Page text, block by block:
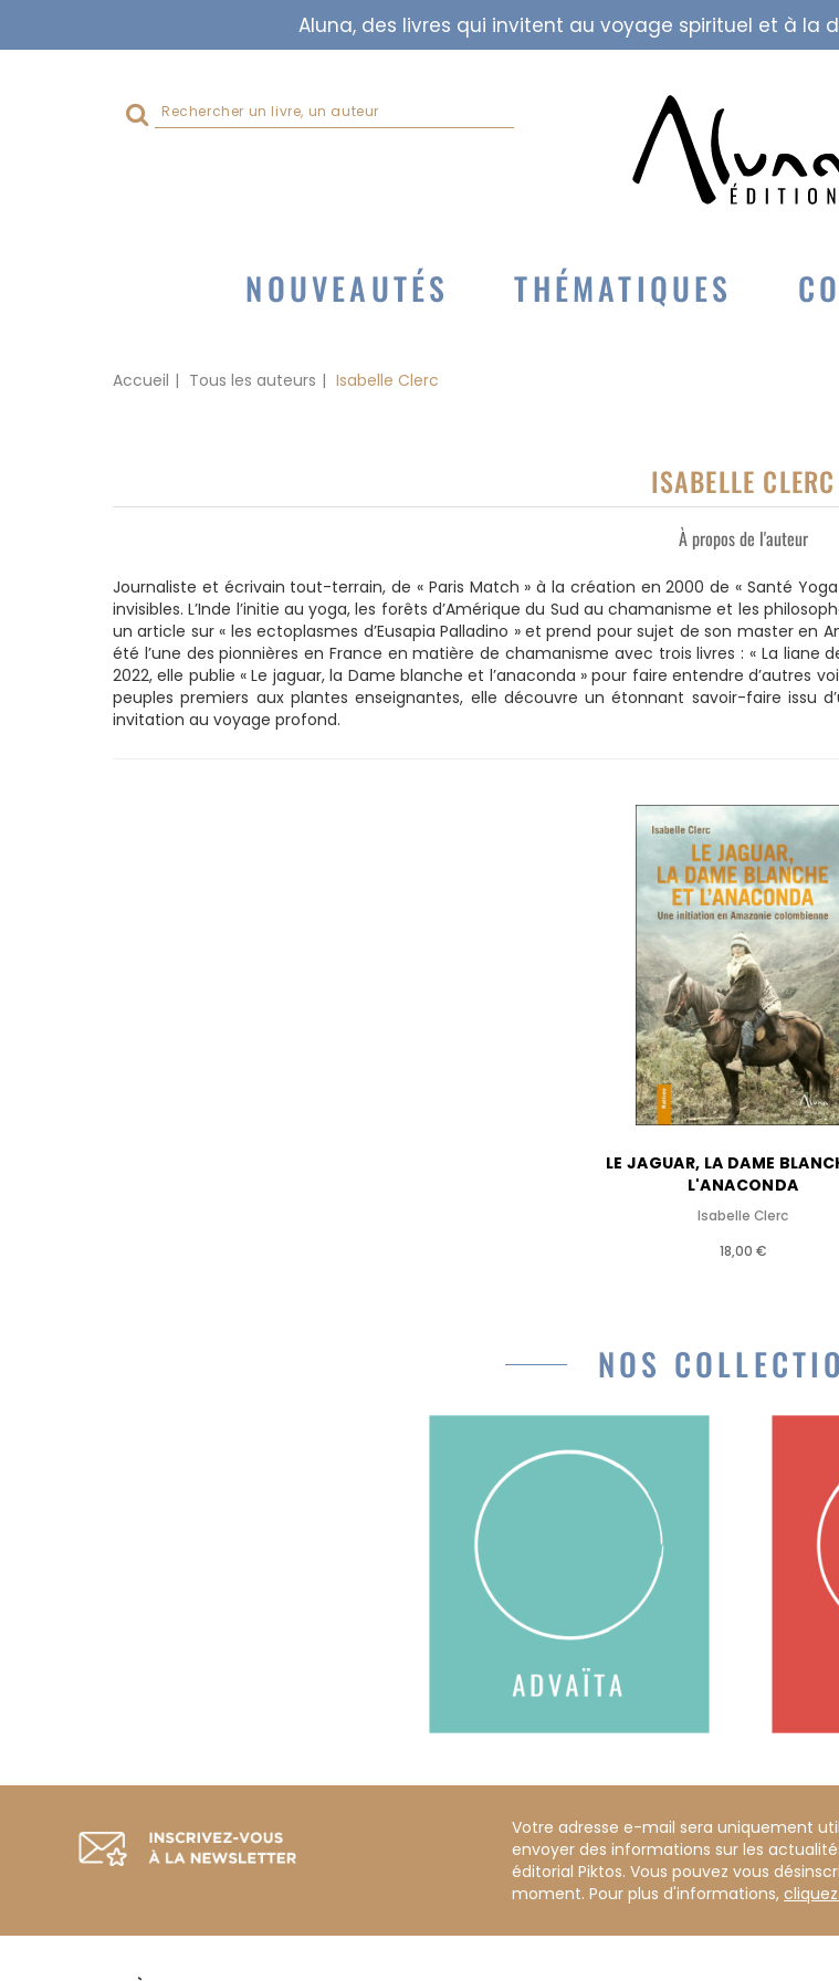
Aluna, des livres qui invitent au voyage spirituel et à la
Rechercher
sur
NOUVEAUTÉS THÉMATIQUES
Accueil Tous les auteurs Isabelle Clerc
ISABELLE CLERC
À propos de l'auteur
Journaliste et écrivain tout-terrain, de « Paris Match » à la création en 2000 de « Santé
invisibles. L’Inde l’initie au yoga, les forêts d’Amérique du Sud au chamanisme et les
un article sur « les ectoplasmes d’Eusapia Palladino » et prend pour sujet de son master en
été l’une des pionnières en France en matière de chamanisme avec trois livres : « La liane
2022, elle publie « Le jaguar, la Dame blanche et l’anaconda » pour faire entendre d’autres
peuples premiers aux plantes enseignantes, elle découvre un étonnant savoir-faire issu
invitation au voyage profond.
LE JAGUAR, LA DAME
L'ANACONDA
Isabelle Clerc
18,00 €
NOS
Votre adresse e-mail sera uniquement
envoyer des informations sur les
éditorial Piktos. Vous pouvez vous
moment. Pour plus d'informations,